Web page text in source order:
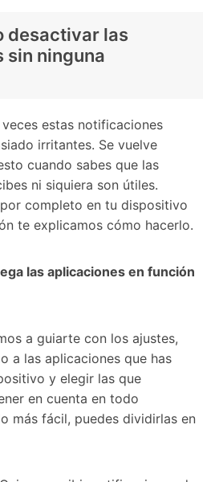
desactivar las
sin ninguna
estas notificaciones
irritantes. Se vuelve
cuando sabes que las
ni siquiera son útiles.
completo en tu dispositivo
te explicamos cómo hacerlo.
las aplicaciones en función
a guiarte con los ajustes,
a las aplicaciones que has
y elegir las que
en cuenta en todo
más fácil, puedes dividirlas en